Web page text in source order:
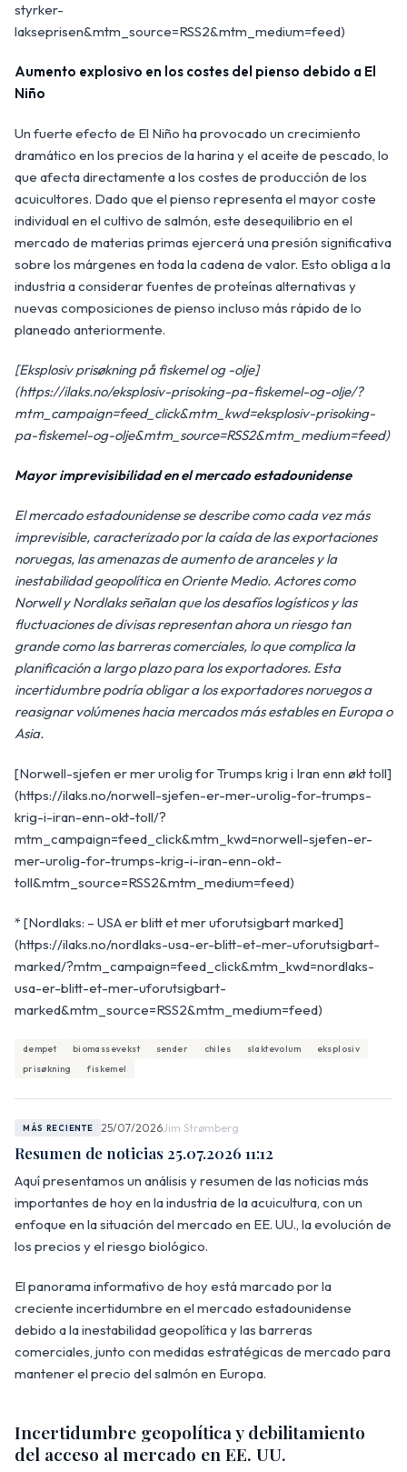
styrker-
lakseprisen&mtm_source=RSS2&mtm_medium=feed)
Aumento explosivo en los costes del pienso debido a El
Niño
Un fuerte efecto de El Niño ha provocado un crecimiento
dramático en los precios de la harina y el aceite de pescado, lo
que afecta directamente a los costes de producción de los
acuicultores. Dado que el pienso representa el mayor coste
individual en el cultivo de salmón, este desequilibrio en el
mercado de materias primas ejercerá una presión significativa
sobre los márgenes en toda la cadena de valor. Esto obliga a la
industria a considerar fuentes de proteínas alternativas y
nuevas composiciones de pienso incluso más rápido de lo
planeado anteriormente.
[Eksplosiv prisøkning på fiskemel og -olje]
(https://ilaks.no/eksplosiv-prisoking-pa-fiskemel-og-olje/?
mtm_campaign=feed_click&mtm_kwd=eksplosiv-prisoking-
pa-fiskemel-og-olje&mtm_source=RSS2&mtm_medium=feed)
Mayor imprevisibilidad en el mercado estadounidense
El mercado estadounidense se describe como cada vez más
imprevisible, caracterizado por la caída de las exportaciones
noruegas, las amenazas de aumento de aranceles y la
inestabilidad geopolítica en Oriente Medio. Actores como
Norwell y Nordlaks señalan que los desafíos logísticos y las
fluctuaciones de divisas representan ahora un riesgo tan
grande como las barreras comerciales, lo que complica la
planificación a largo plazo para los exportadores. Esta
incertidumbre podría obligar a los exportadores noruegos a
reasignar volúmenes hacia mercados más estables en Europa o
Asia.
[Norwell-sjefen er mer urolig for Trumps krig i Iran enn økt toll]
(https://ilaks.no/norwell-sjefen-er-mer-urolig-for-trumps-
krig-i-iran-enn-okt-toll/?
mtm_campaign=feed_click&mtm_kwd=norwell-sjefen-er-
mer-urolig-for-trumps-krig-i-iran-enn-okt-
toll&mtm_source=RSS2&mtm_medium=feed)
* [Nordlaks: – USA er blitt et mer uforutsigbart marked]
(https://ilaks.no/nordlaks-usa-er-blitt-et-mer-uforutsigbart-
marked/?mtm_campaign=feed_click&mtm_kwd=nordlaks-
usa-er-blitt-et-mer-uforutsigbart-
marked&mtm_source=RSS2&mtm_medium=feed)
dempet biomassevekst sender chiles slaktevolum
eksplosiv
prisøkning
fiskemel
MÁS RECIENTE 25/07/2026Jim Strømberg
Resumen de noticias 25.07.2026 11:12
Aquí presentamos un análisis y resumen de las noticias más
importantes de hoy en la industria de la acuicultura, con un
enfoque en la situación del mercado en EE. UU., la evolución de
los precios y el riesgo biológico.
El panorama informativo de hoy está marcado por la
creciente incertidumbre en el mercado estadounidense
debido a la inestabilidad geopolítica y las barreras
comerciales, junto con medidas estratégicas de mercado para
mantener el precio del salmón en Europa.
Incertidumbre geopolítica y debilitamiento
del acceso al mercado en EE. UU.